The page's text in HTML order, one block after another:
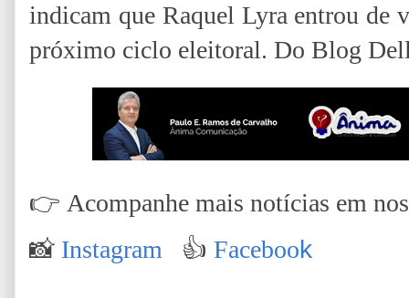
indicam que Raquel Lyra entrou
próximo ciclo eleitoral. Do Blog
👉 Acompanhe mais notícias em
📸 Instagram 👍 Facebook